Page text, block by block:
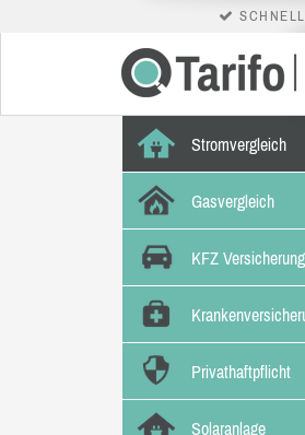
Stromvergleich
Gasvergleich
KFZ Versicherung
Privathaftpflicht
Solaranlage